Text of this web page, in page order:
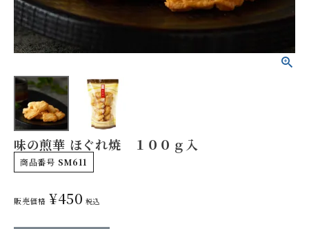
やみつきしみかりせん
商品一覧
商品一覧（味付けから選ぶ）
味の煎華 ほぐれ焼 １００ｇ入
商品番号 SM611
販売価格 ¥450 税込